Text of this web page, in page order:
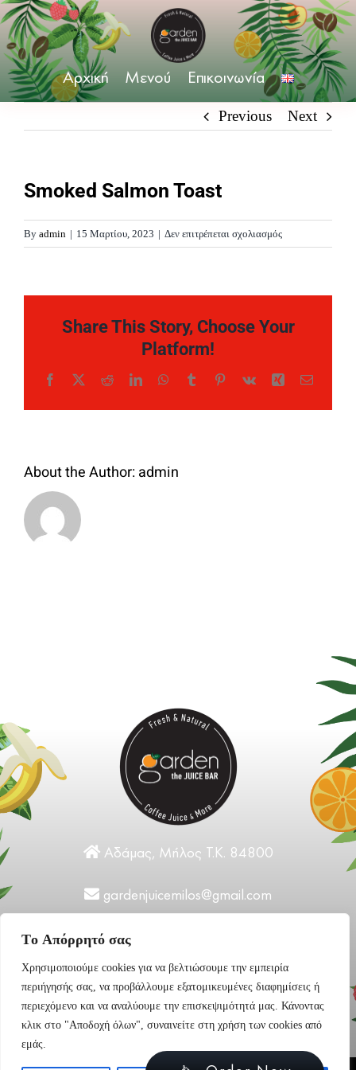
Tο Aπόρρητό σας
Χρησιμοποιούμε cookies για να βελτιώσουμε την εμπειρία
περιήγησής σας, να προβάλλουμε εξατομικευμένες διαφημίσεις ή
περιεχόμενο και να αναλύουμε την επισκεψιμότητά μας. Κάνοντας
κλικ στο "Αποδοχή όλων", συναινείτε στη χρήση των cookies από
εμάς.
Skip
to
content
Αρχική Μενού Επικοινωνία
Previous Next
Smoked Salmon Toast
By admin | 15 Μαρτίου, 2023 | Δεν επιτρέπεται σχολιασμόςστο
Smoked
Share This Story, Choose Your
Platform!
Facebook
X RedditLinkedInWhatsApp
TumblrPinterest
Vk Xing Email
About the Author:admin
Αδάμας, Μήλος Τ.Κ. 84800
gardenjuicemilos@gmail.com
+30 22870 31124